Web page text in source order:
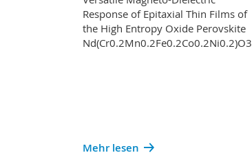
Response of Epitaxial Thin Films of
the High Entropy Oxide Perovskite
Nd(Cr0.2Mn0.2Fe0.2Co0.2Ni0.2)O3
Mehr lesen